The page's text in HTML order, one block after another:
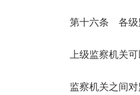
第十六条 各级监
上级监察机关可以
监察机关之间对监